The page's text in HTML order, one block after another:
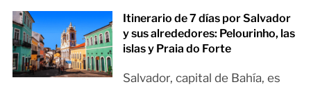
Itinerario de 7 días por Salvador
y sus alrededores: Pelourinho, las
islas y Praia do Forte
Salvador, capital de Bahía, es